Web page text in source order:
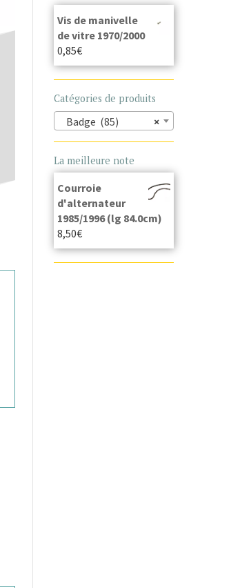
Vis de manivelle
de vitre 1970/2000
0,85€
Catégories de produits
×
Badge (85)
La meilleure note
Courroie
d'alternateur
1985/1996 (lg 84.0cm)
8,50€